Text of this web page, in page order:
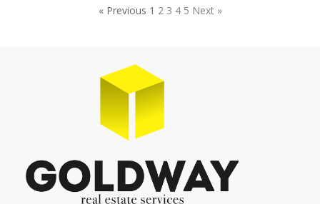
ID. 119373
Bodega 338 Parque Logístico II Libramiento
Calle 1 SN Gral. Escobedo Nuevo Leon
« Previous 1 2 3 4 5 Next »